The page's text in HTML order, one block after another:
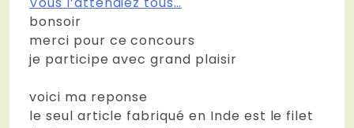
bonsoir
merci pour ce concours
je participe avec grand plaisir
voici ma reponse
le seul article fabriqué en Inde est le filet